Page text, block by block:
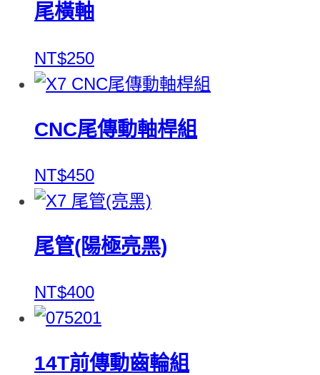
尾橫軸
NT$250
CNC尾傳動軸桿組
NT$450
尾管(陽極亮黑)
NT$400
14T前傳動齒輪組